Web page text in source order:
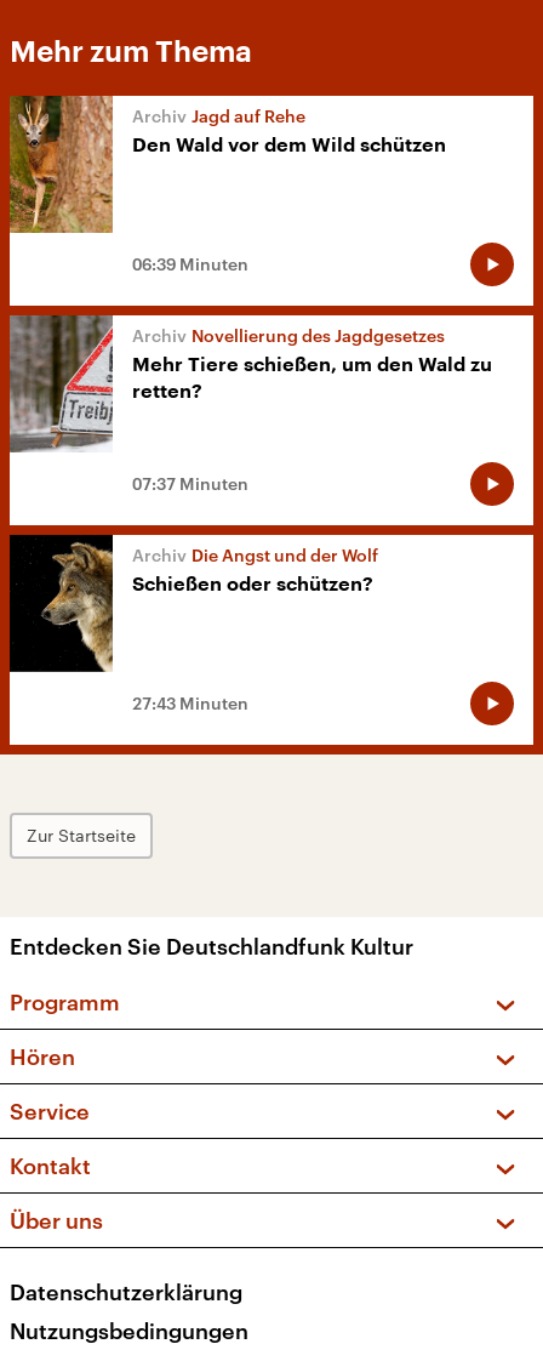
Mehr zum Thema
Jagd auf Rehe
Den Wald vor dem Wild schützen
06:39 Minuten
Novellierung des Jagdgesetzes
Mehr Tiere schießen, um den Wald zu
retten?
07:37 Minuten
Die Angst und der Wolf
Schießen oder schützen?
27:43 Minuten
Zur Startseite
Entdecken Sie Deutschlandfunk Kultur
Programm
Sendungen und Podcasts
Musikliste
Kakadu – Das Kinderprogramm
Hören
Frequenzen (UKW + DAB+)
Service
FAQ
Apps
Newsletter
Veranstaltungen
Kontakt
Social Media
Über uns
Presse
Karriere
Datenschutzerklärung
Nutzungsbedingungen